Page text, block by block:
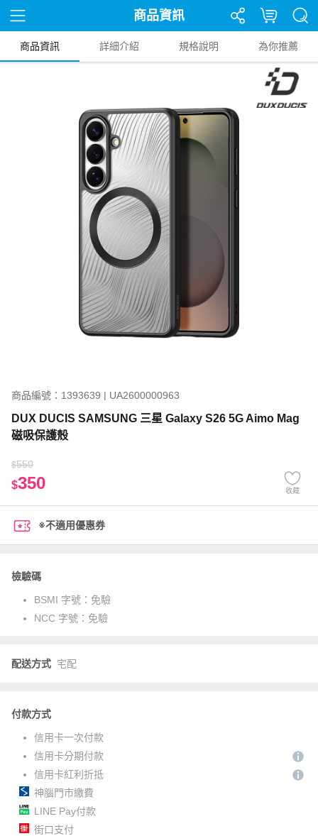
商品資訊
商品資訊 詳細介紹 規格說明 為你推薦
商品編號：1393639 | UA2600000963
DUX DUCIS SAMSUNG 三星 Galaxy S26 5G Aimo Mag
磁吸保護殼
$550
$350 收藏
※不適用優惠券
檢驗碼
BSMI 字號： 免驗
NCC 字號： 免驗
配送方式 宅配
付款方式
信用卡一次付款
信用卡分期付款
信用卡紅利折抵
神腦門市繳費
LINE Pay付款
街口支付